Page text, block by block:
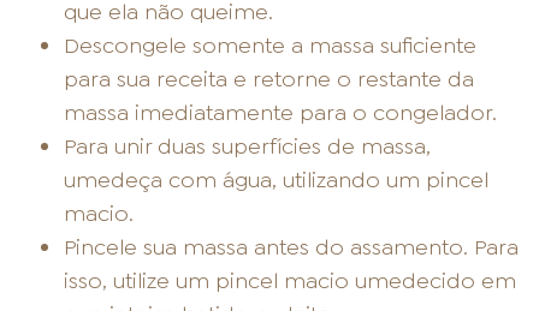
que ela não queime.
Descongele somente a massa suficiente
para sua receita e retorne o restante da
massa imediatamente para o congelador.
Para unir duas superfícies de massa,
umedeça com água, utilizando um pincel
macio.
Pincele sua massa antes do assamento. Para
isso, utilize um pincel macio umedecido em